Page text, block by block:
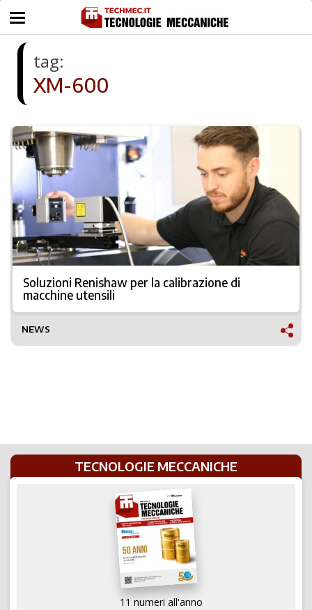
tag:
XM-600
Soluzioni Renishaw per la calibrazione di
macchine utensili
NEWS
TECNOLOGIE MECCANICHE
11 numeri all'anno